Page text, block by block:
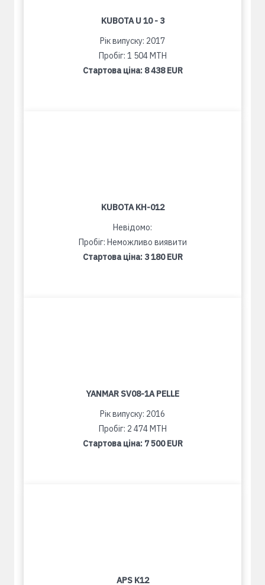
KUBOTA U 10 - 3
Рік випуску: 2017
Пробіг: 1 504 MTH
Стартова ціна: 8 438 EUR
KUBOTA KH-012
Невідомо:
Пробіг: Неможливо виявити
Стартова ціна: 3 180 EUR
YANMAR SV08-1A PELLE
Рік випуску: 2016
Пробіг: 2 474 MTH
Стартова ціна: 7 500 EUR
APS K12